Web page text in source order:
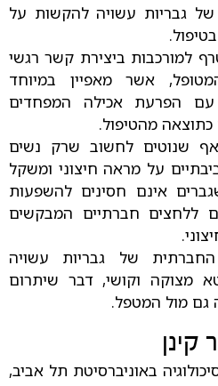
גבריות עשויה להקשות על
למורכבות ביצירת קשר רגשי
אשר מאפיין במיוחד
עם הפרעת אכילה המפחדים
מהטיפול.
שנוטים לחשוב שרק נשים
על מראה חיצוני ומשקל
אינם חסינים להשפעות
ללחצים חברתיים המבקשים
של גבריות עשויה
מצוקה וקושי, דבר שיתרום
מול המטפל.
קינן
באוניברסיטת תל אביב,